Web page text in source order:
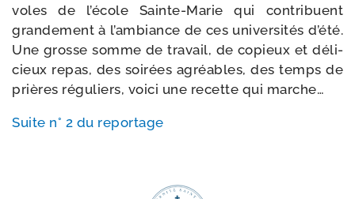
voles de l’é­cole Sainte-​Marie qui contri­buent
gran­de­ment à l’am­biance de ces uni­ver­si­tés d’é­té.
Une grosse somme de tra­vail, de copieux et déli­
cieux repas, des soi­rées agréables, des temps de
prières régu­liers, voi­ci une recette qui marche…
Suite n° 2 du reportage